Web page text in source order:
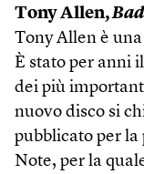
Tony Allen,
Tony Allen è
È stato per anni
dei più
nuovo disco si
pubblicato per la
Note, per la